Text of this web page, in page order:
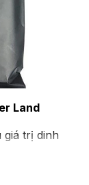
Land
trị dinh